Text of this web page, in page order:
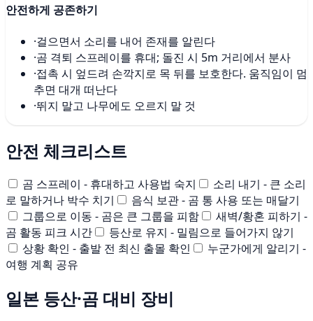
안전하게 공존하기
·걸으면서 소리를 내어 존재를 알린다
·곰 격퇴 스프레이를 휴대; 돌진 시 5m 거리에서 분사
·접촉 시 엎드려 손깍지로 목 뒤를 보호한다. 움직임이 멈
추면 대개 떠난다
·뛰지 말고 나무에도 오르지 말 것
안전 체크리스트
곰 스프레이 - 휴대하고 사용법 숙지
소리 내기 - 큰 소리
로 말하거나 박수 치기
음식 보관 - 곰 통 사용 또는 매달기
그룹으로 이동 - 곰은 큰 그룹을 피함
새벽/황혼 피하기 -
곰 활동 피크 시간
등산로 유지 - 밀림으로 들어가지 않기
상황 확인 - 출발 전 최신 출몰 확인
누군가에게 알리기 -
여행 계획 공유
일본 등산·곰 대비 장비